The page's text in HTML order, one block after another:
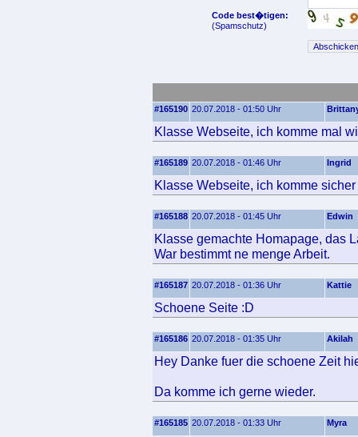
Code best�tigen:
(Spamschutz)
#165190 20.07.2018 - 01:50 Uhr
Klasse Webseite, ich komme mal
#165189 20.07.2018 - 01:46 Uhr Ingrid
Klasse Webseite, ich komme
#165188 20.07.2018 - 01:45 Uhr Edwin
Klasse gemachte Homapage, das
War bestimmt ne menge Arbeit.
#165187 20.07.2018 - 01:36 Uhr Kattie
Schoene Seite :D
#165186 20.07.2018 - 01:35 Uhr Akilah
Hey Danke fuer die schoene Zeit
Da komme ich gerne wieder.
#165185 20.07.2018 - 01:33 Uhr Myra